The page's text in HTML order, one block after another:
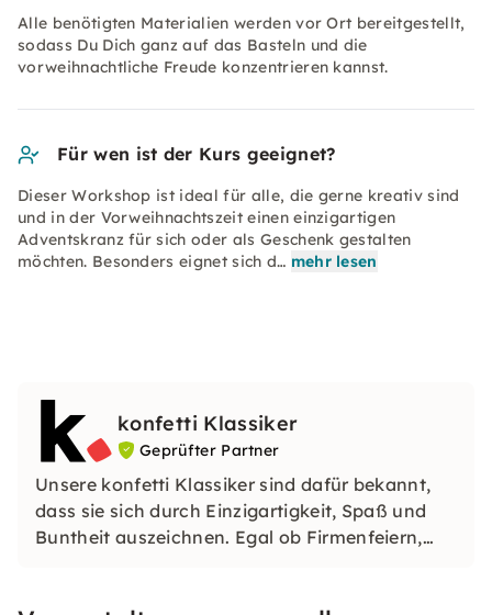
Alle benötigten Materialien werden vor Ort bereitgestellt,
sodass Du Dich ganz auf das Basteln und die
vorweihnachtliche Freude konzentrieren kannst.
Für wen ist der Kurs geeignet?
Dieser Workshop ist ideal für alle, die gerne kreativ sind
und in der Vorweihnachtszeit einen einzigartigen
Adventskranz für sich oder als Geschenk gestalten
möchten. Besonders eignet sich d… mehr lesen
konfetti Klassiker
Geprüfter Partner
Unsere konfetti Klassiker sind dafür bekannt,
dass sie sich durch Einzigartigkeit, Spaß und
Buntheit auszeichnen. Egal ob Firmenfeiern,